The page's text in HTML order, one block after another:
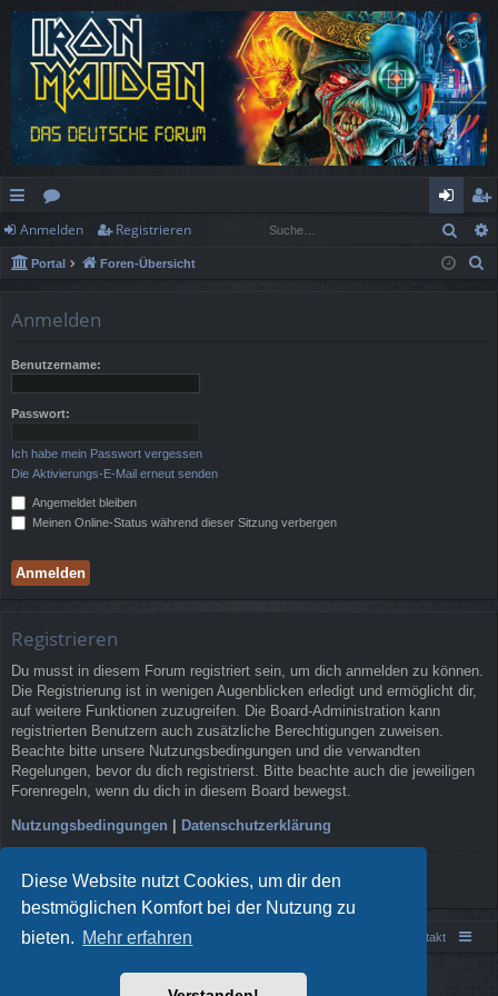
Diese Website nutzt Cookies, um dir den
bestmöglichen Komfort bei der Nutzung zu
bieten. Mehr erfahren
ch
ne
rif
f
or
en
n
m
eg
ist
Anmelden Registrieren
Portal Foren-Übersicht
Anmelden
Benutzername:
Passwort:
Ich habe mein Passwort vergessen
Die Aktivierungs-E-Mail erneut senden
Angemeldet bleiben
Meinen Online-Status während dieser Sitzung verbergen
Registrieren
Du musst in diesem Forum registriert sein, um dich anmelden zu können.
Die Registrierung ist in wenigen Augenblicken erledigt und ermöglicht dir,
auf weitere Funktionen zuzugreifen. Die Board-Administration kann
registrierten Benutzern auch zusätzliche Berechtigungen zuweisen.
Beachte bitte unsere Nutzungsbedingungen und die verwandten
Regelungen, bevor du dich registrierst. Bitte beachte auch die jeweiligen
Forenregeln, wenn du dich in diesem Board bewegst.
Nutzungsbedingungen | Datenschutzerklärung
Registrieren
Portal Foren-Übersicht Kontakt
Powered byphpBB® Forum Software © phpBB Limited